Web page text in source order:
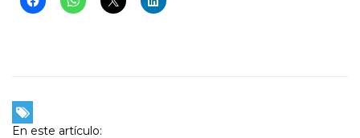
En este artículo: